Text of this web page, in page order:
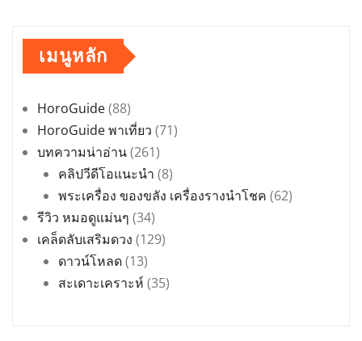
เมนูหลัก
HoroGuide(88)
HoroGuide พาเที่ยว (71)
บทความน่าอ่าน(261)
คลิปวีดีโอแนะนำ (8)
พระเครื่อง ของขลัง เครื่องรางนำโชค (62)
รีวิว หมอดูแม่นๆ (34)
เคล็ดลับเสริมดวง (129)
ดาวน์โหลด(13)
สะเดาะเคราะห์ (35)